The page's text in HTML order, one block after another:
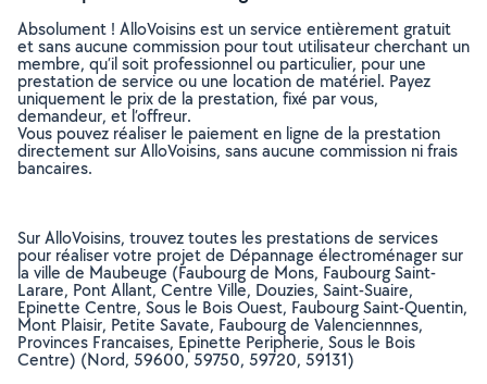
Absolument ! AlloVoisins est un service entièrement gratuit
et sans aucune commission pour tout utilisateur cherchant un
membre, qu’il soit professionnel ou particulier, pour une
prestation de service ou une location de matériel. Payez
uniquement le prix de la prestation, fixé par vous,
demandeur, et l’offreur.
Vous pouvez réaliser le paiement en ligne de la prestation
directement sur AlloVoisins, sans aucune commission ni frais
bancaires.
Sur AlloVoisins, trouvez toutes les prestations de services
pour réaliser votre projet de Dépannage électroménager sur
la ville de Maubeuge (Faubourg de Mons, Faubourg Saint-
Larare, Pont Allant, Centre Ville, Douzies, Saint-Suaire,
Epinette Centre, Sous le Bois Ouest, Faubourg Saint-Quentin,
Mont Plaisir, Petite Savate, Faubourg de Valenciennnes,
Provinces Francaises, Epinette Peripherie, Sous le Bois
Centre) (Nord, 59600, 59750, 59720, 59131)